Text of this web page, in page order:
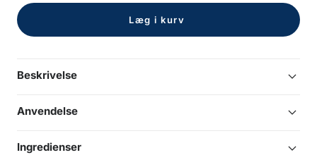
Læg i kurv
Beskrivelse
Anvendelse
Ingredienser